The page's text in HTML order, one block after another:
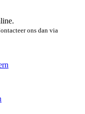
ons dan via